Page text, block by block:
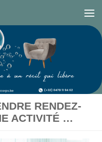
RENDEZ-
ACTIVITÉ …